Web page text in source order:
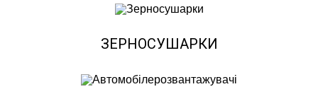
ЗЕРНОСУШАРКИ